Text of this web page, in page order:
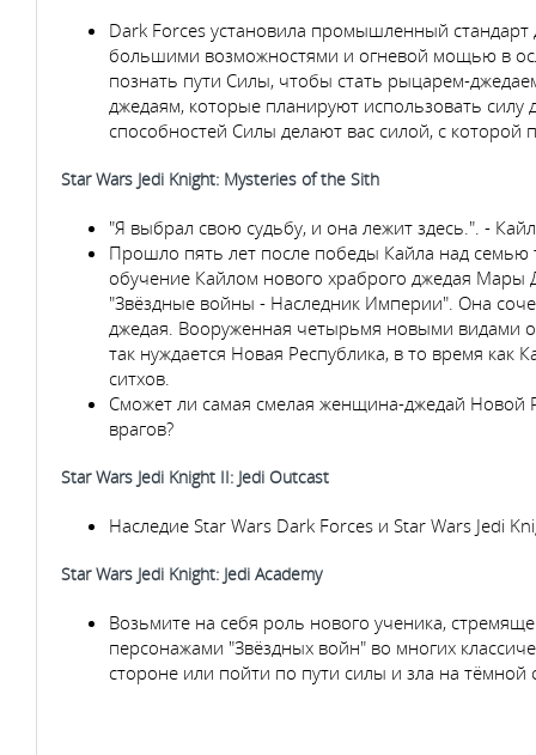
Dark Forces установила промышленный
большими возможностями и огневой мощью в
познать пути Силы, чтобы стать рыцарем-
джедаям, которые планируют использовать
способностей Силы делают вас силой, с которой
Star Wars Jedi Knight: Mysteries of the Sith
"Я выбрал свою судьбу, и она лежит здесь.". -
Прошло пять лет после победы Кайла над семью
обучение Кайлом нового храброго джедая
"Звёздные войны - Наследник Империи". Она
джедая. Вооруженная четырьмя новыми видами
так нуждается Новая Республика, в то время
ситхов.
Сможет ли самая смелая женщина-джедай Новой
врагов?
Star Wars Jedi Knight II: Jedi Outcast
Наследие Star Wars Dark Forces и Star Wars Jedi
Star Wars Jedi Knight: Jedi Academy
Возьмите на себя роль нового ученика,
персонажами "Звёздных войн" во многих
стороне или пойти по пути силы и зла на тёмной